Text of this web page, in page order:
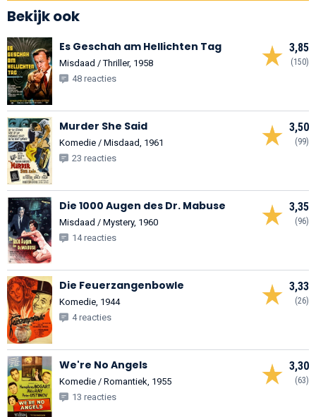
Bekijk ook
3,85
(150)
Es Geschah am Hellichten Tag
Misdaad / Thriller, 1958
48 reacties
3,50
(99)
Murder She Said
Komedie / Misdaad, 1961
23 reacties
3,35
(96)
Die 1000 Augen des Dr. Mabuse
Misdaad / Mystery, 1960
14 reacties
3,33
(26)
Die Feuerzangenbowle
Komedie, 1944
4 reacties
3,30
(63)
We're No Angels
Komedie / Romantiek, 1955
13 reacties